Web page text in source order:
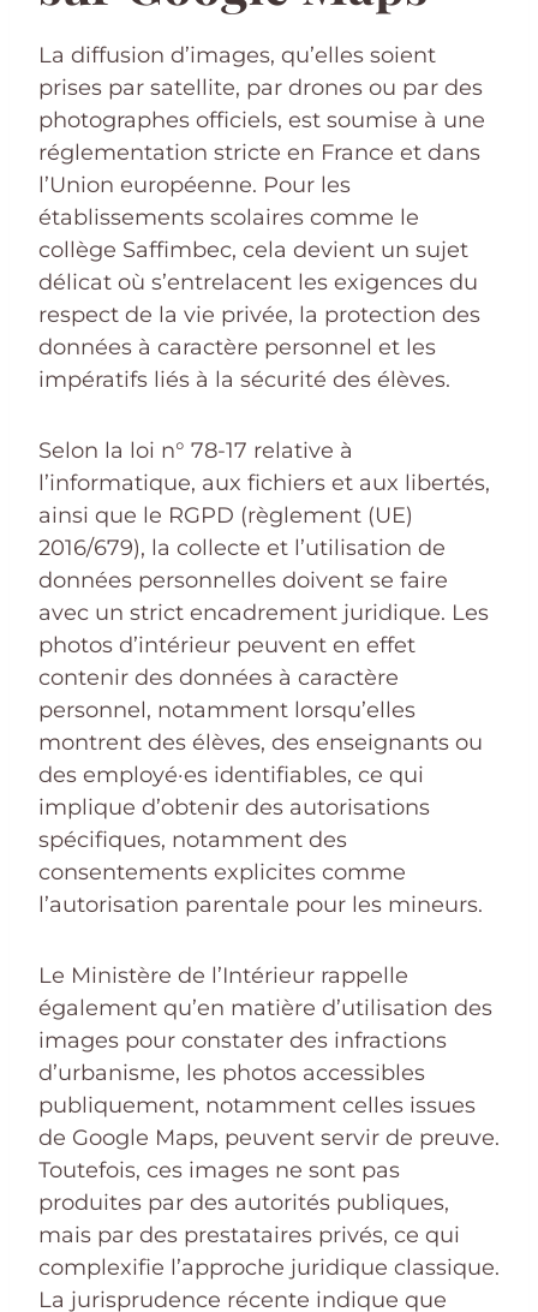
La diffusion d’images, qu’elles soient
prises par satellite, par drones ou par des
photographes officiels, est soumise à une
réglementation stricte en France et dans
l’Union européenne. Pour les
établissements scolaires comme le
collège Saffimbec, cela devient un sujet
délicat où s’entrelacent les exigences du
respect de la vie privée, la protection des
données à caractère personnel et les
impératifs liés à la sécurité des élèves.
Selon la loi n° 78-17 relative à
l’informatique, aux fichiers et aux libertés,
ainsi que le RGPD (règlement (UE)
2016/679), la collecte et l’utilisation de
données personnelles doivent se faire
avec un strict encadrement juridique. Les
photos d’intérieur peuvent en effet
contenir des données à caractère
personnel, notamment lorsqu’elles
montrent des élèves, des enseignants ou
des employé·es identifiables, ce qui
implique d’obtenir des autorisations
spécifiques, notamment des
consentements explicites comme
l’autorisation parentale pour les mineurs.
Le Ministère de l’Intérieur rappelle
également qu’en matière d’utilisation des
images pour constater des infractions
d’urbanisme, les photos accessibles
publiquement, notamment celles issues
de Google Maps, peuvent servir de preuve.
Toutefois, ces images ne sont pas
produites par des autorités publiques,
mais par des prestataires privés, ce qui
complexifie l’approche juridique classique.
La jurisprudence récente indique que